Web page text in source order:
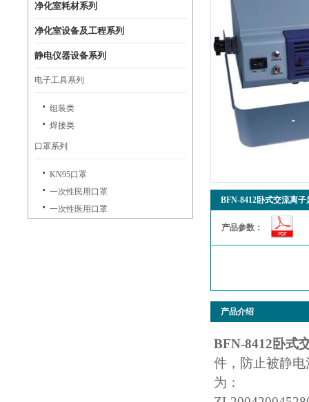
净化室耗材系列
净化室设备及工程系列
静电仪器设备系列
电子工具系列
组装类
焊接类
口罩系列
KN95口罩
一次性民用口罩
一次性医用口罩
BFN-8412卧式交流离子
产品参数：
产品介绍
BFN-8412卧式
件 ，防止被静
为：